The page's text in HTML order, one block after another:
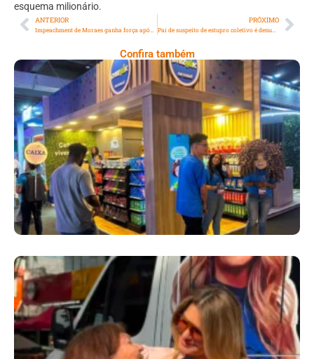
esquema milionário.
ANTERIOR PRÓXIMO
Pai de suspeito de estupro coletivo é denunciado após ataques nas redes
Confira também
Cencosud Promove Inovação No Brasil
Com A Participação Do Prezunic No Rio
Innovation Week 2026
​Segurança Pública Lidera Queixas De
Moradores Do Rio Em Escuta Promovida Por
Antônia Fontenelle